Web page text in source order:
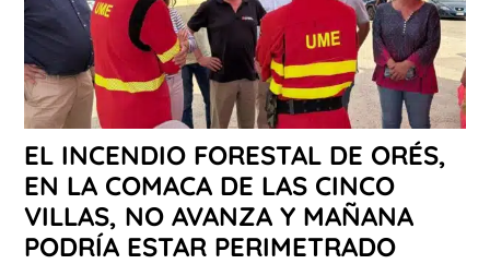
EL INCENDIO FORESTAL DE ORÉS,
EN LA COMACA DE LAS CINCO
VILLAS, NO AVANZA Y MAÑANA
PODRÍA ESTAR PERIMETRADO